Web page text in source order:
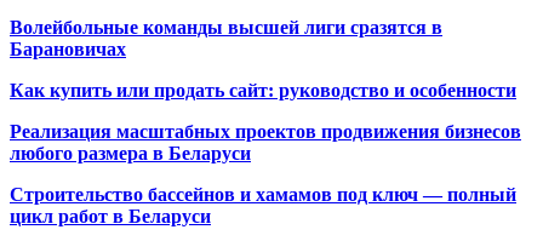
Волейбольные команды высшей лиги сразятся в
Барановичах
Как купить или продать сайт: руководство и особенности
Реализация масштабных проектов продвижения бизнесов
любого размера в Беларуси
Строительство бассейнов и хамамов под ключ — полный
цикл работ в Беларуси